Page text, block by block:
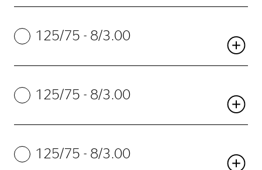
125/75 - 8/3.00
125/75 - 8/3.00
125/75 - 8/3.00